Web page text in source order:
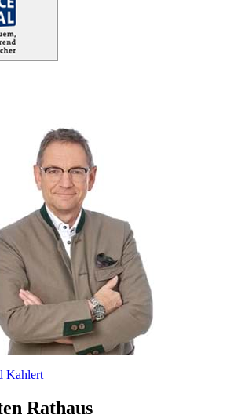
Kahlert
Rathaus